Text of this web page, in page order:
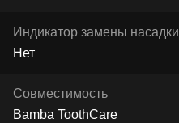
Индикатор замены насадки
Нет
Совместимость
Bamba ToothCare